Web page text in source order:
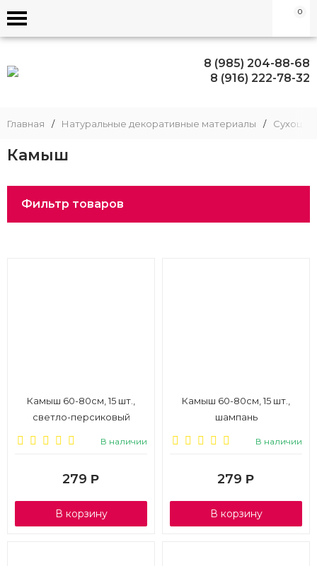
0
8 (985) 204-88-68
8 (916) 222-78-32
Главная / Натуральные декоративные материалы /
Камыш
Фильтр товаров
Камыш 60-80см, 15 шт.,
светло-персиковый
В наличии
279 Р
В корзину
Камыш 60-80см, 15 шт.,
шампань
В наличии
279 Р
В корзину